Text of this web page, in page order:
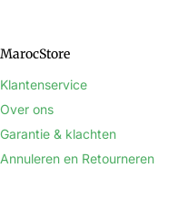
MarocStore
Klantenservice
Over ons
Garantie & klachten
Annuleren en Retourneren